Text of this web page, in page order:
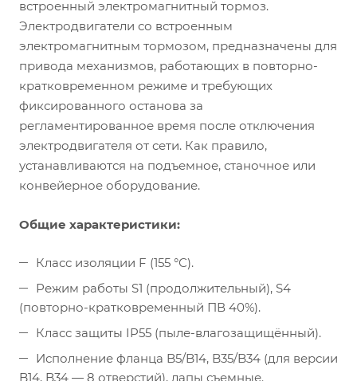
встроенный электромагнитный тормоз.
Электродвигатели со встроенным
электромагнитным тормозом, предназначены для
привода механизмов, работающих в повторно-
кратковременном режиме и требующих
фиксированного останова за
регламентированное время после отключения
электродвигателя от сети. Как правило,
устанавливаются на подъемное, станочное или
конвейерное оборудование.
Общие характеристики:
Класс изоляции F (155 °С).
Режим работы S1 (продолжительный), S4
(повторно-кратковременный ПВ 40%).
Класс защиты IP55 (пыле-влагозащищённый).
Исполнение фланца B5/B14, B35/B34 (для версии
B14, B34 — 8 отверстий), лапы съемные.